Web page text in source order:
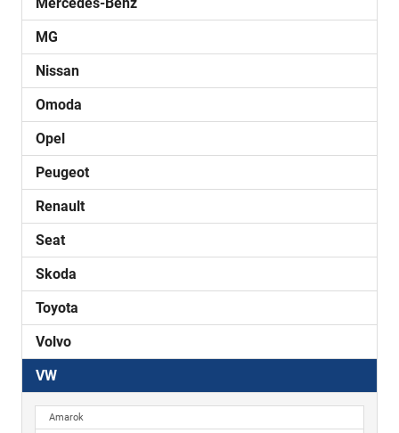
MG
Nissan
Omoda
Opel
Peugeot
Renault
Seat
Skoda
Toyota
Volvo
VW
Amarok